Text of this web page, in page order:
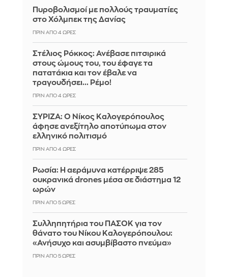
Πυροβολισμοί με πολλούς τραυματίες
στο Χόλμπεκ της Δανίας
ΠΡΙΝ ΑΠΌ 4 ΏΡΕΣ
Στέλιος Ρόκκος: Ανέβασε πιτσιρικά
στους ώμους του, του έφαγε τα
πατατάκια και τον έβαλε να
τραγουδήσει... Ρέμο!
ΠΡΙΝ ΑΠΌ 4 ΏΡΕΣ
ΣΥΡΙΖΑ: Ο Νίκος Καλογερόπουλος
άφησε ανεξίτηλο αποτύπωμα στον
ελληνικό πολιτισμό
ΠΡΙΝ ΑΠΌ 4 ΏΡΕΣ
Ρωσία: Η αεράμυνα κατέρριψε 285
ουκρανικά drones μέσα σε διάστημα 12
ωρών
ΠΡΙΝ ΑΠΌ 5 ΏΡΕΣ
Συλληπητήρια του ΠΑΣΟΚ για τον
θάνατο του Νίκου Καλογερόπουλου:
«Ανήσυχο και ασυμβίβαστο πνεύμα»
ΠΡΙΝ ΑΠΌ 5 ΏΡΕΣ